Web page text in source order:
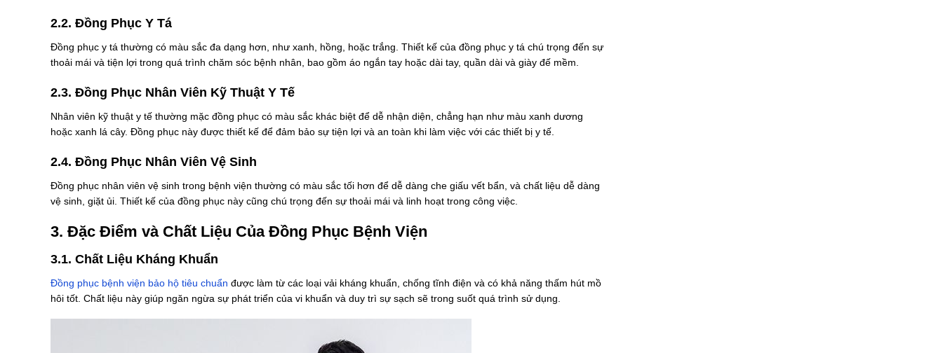
2.2. Đồng Phục Y Tá
Đồng phục y tá thường có màu sắc đa dạng hơn, như xanh, hồng, hoặc trắng. Thiết kế của đồng phục y tá chú trọng đến sự
thoải mái và tiện lợi trong quá trình chăm sóc bệnh nhân, bao gồm áo ngắn tay hoặc dài tay, quần dài và giày đế mềm.
2.3. Đồng Phục Nhân Viên Kỹ Thuật Y Tế
Nhân viên kỹ thuật y tế thường mặc đồng phục có màu sắc khác biệt để dễ nhận diện, chẳng hạn như màu xanh dương
hoặc xanh lá cây. Đồng phục này được thiết kế để đảm bảo sự tiện lợi và an toàn khi làm việc với các thiết bị y tế.
2.4. Đồng Phục Nhân Viên Vệ Sinh
Đồng phục nhân viên vệ sinh trong bệnh viện thường có màu sắc tối hơn để dễ dàng che giấu vết bẩn, và chất liệu dễ dàng
vệ sinh, giặt ủi. Thiết kế của đồng phục này cũng chú trọng đến sự thoải mái và linh hoạt trong công việc.
3. Đặc Điểm và Chất Liệu Của Đồng Phục Bệnh Viện
3.1. Chất Liệu Kháng Khuẩn
Đồng phục bệnh viện bảo hộ tiêu chuẩn được làm từ các loại vải kháng khuẩn, chống tĩnh điện và có khả năng thấm hút mồ
hôi tốt. Chất liệu này giúp ngăn ngừa sự phát triển của vi khuẩn và duy trì sự sạch sẽ trong suốt quá trình sử dụng.